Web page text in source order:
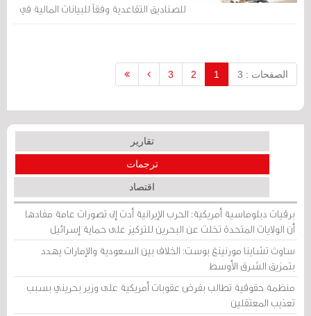
للصناديق التقاعدية وفقاً للبيانات المالية في
31 ديسمبر 2018.
الصفحات : 3 1
2
3
تقارير
ترجمات
اقتصاد
برقيات دبلوماسية أمريكية: الحرب الإيرانية أدت إلى تصورات عامة مفادها
أن الولايات المتحدة تخلت عن البحرين للتركيز على حماية إسرائيل
ساوث تشاينا مورنينغ بوست: الخلاف بين السعودية والإمارات يهدد
بتمزيق الشرق الأوسط
منظمة حقوقية تطالب بفرض عقوبات أمريكية على وزير بحريني بسبب
تعذيب المعتقلين